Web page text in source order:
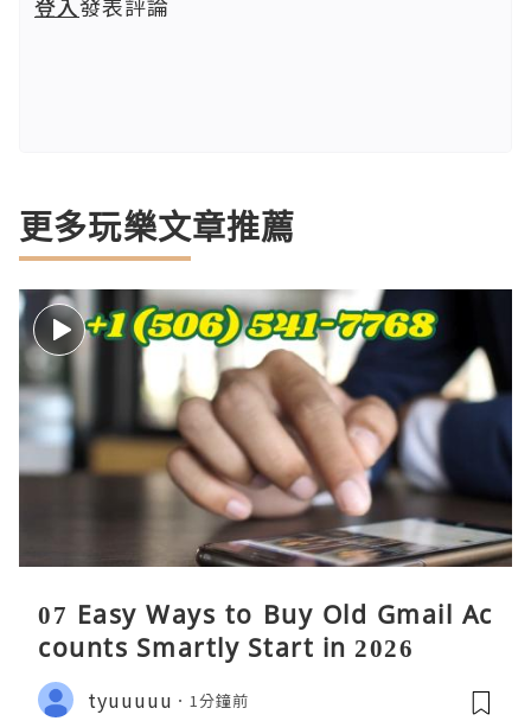
登入發表評論
更多玩樂文章推薦
07 Easy Ways to Buy Old Gmail Ac
counts Smartly Start in 2026
tyuuuuu 1分鐘前